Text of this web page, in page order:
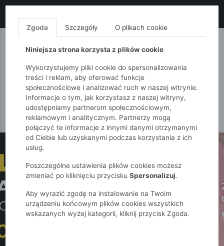
MONNARI QUIOSQUE
Zgoda Szczegóły O plikach cookie
Niniejsza strona korzysta z plików cookie
Wykorzystujemy pliki cookie do spersonalizowania
treści i reklam, aby oferować funkcje
społecznościowe i analizować ruch w naszej witrynie.
Informacje o tym, jak korzystasz z naszej witryny,
udostępniamy partnerom społecznościowym,
reklamowym i analitycznym. Partnerzy mogą
połączyć te informacje z innymi danymi otrzymanymi
od Ciebie lub uzyskanymi podczas korzystania z ich
usług.
Poszczególne ustawienia plików cookies możesz
zmieniać po kliknięciu przycisku Spersonalizuj.
Aby wyrazić zgodę na instalowanie na Twoim
urządzeniu końcowym plików cookies wszystkich
wskazanych wyżej kategorii, kliknij przycisk Zgoda.